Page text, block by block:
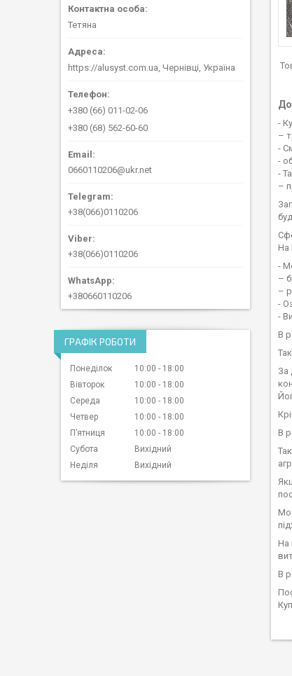
До
-
–
-
-
-
–
На
-
–
–
-
-
В
За
В
На
В
Тетяна
https://alusyst.com.ua, Чернівці, Україна
+380 (66) 011-02-06
+380 (68) 562-60-60
0660110206@ukr.net
+38(066)0110206
+38(066)0110206
+380660110206
ГРАФІК РОБОТИ
Понеділок 10:00
18:00
Вівторок
10:00
18:00
Середа
10:00
18:00
Четвер
10:00
18:00
Пʼятниця
10:00
18:00
Субота
Вихідний
Неділя
Вихідний